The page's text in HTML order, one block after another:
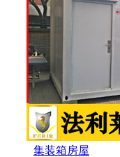
集装箱房屋